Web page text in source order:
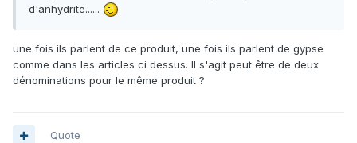
d'anhydrite......
une fois ils parlent de ce produit, une fois ils parlent de gypse
comme dans les articles ci dessus. Il s'agit peut être de deux
dénominations pour le même produit ?
Quote